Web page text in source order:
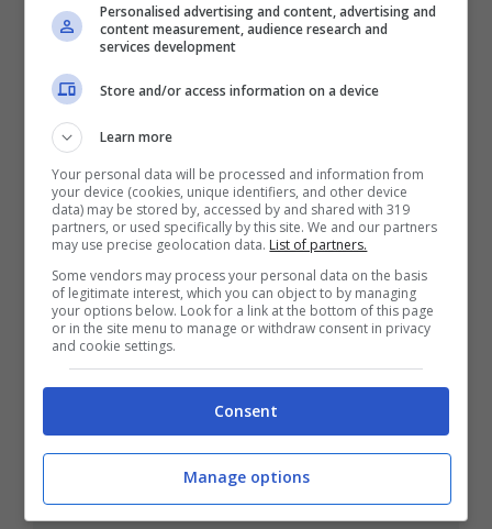
Francesco non è il solo: quanti Papi
prima di lui riposano a Santa Maria
Maggiore?
27 Aprile 2025 - 17:55
Personalised advertising and content, advertising and
content measurement, audience research and
services development
Store and/or access information on a device
Learn more
Your personal data will be processed and information from
your device (cookies, unique identifiers, and other device
data) may be stored by, accessed by and shared with 319
partners, or used specifically by this site. We and our partners
may use precise geolocation data. List of partners.
Some vendors may process your personal data on the basis
of legitimate interest, which you can object to by managing
your options below. Look for a link at the bottom of this page
or in the site menu to manage or withdraw consent in privacy
and cookie settings.
Consent
Manage options